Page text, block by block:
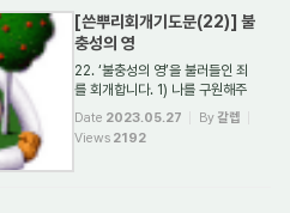
[쓴뿌리회개기도문(22)] 불
충성의 영
22. ‘불충성의 영’을 불러들인 죄
를 회개합니다. 1) 나를 구원해주
신 하나님께 적극적으로 보답하며
살지 못한 죄 “하나님, 저는 나를
구원해주신 하나님께 적극적으로
Date 2023.05.27 By갈렙
Views 2192